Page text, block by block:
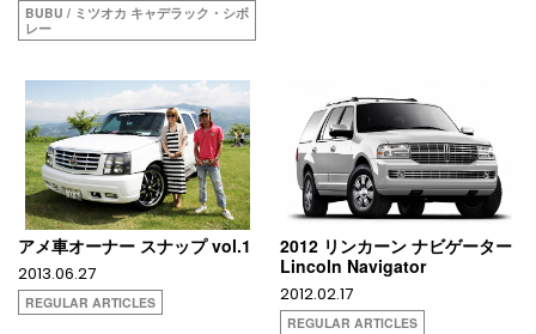
BUBU / ミツオカ キャデラック・シボ
レー
アメ車オーナー スナップ vol.1
2013.06.27
REGULAR ARTICLES
2012 リンカーン ナビゲーター
Lincoln Navigator
2012.02.17
REGULAR ARTICLES